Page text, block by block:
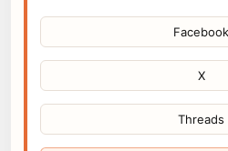
Facebook
X
Threads